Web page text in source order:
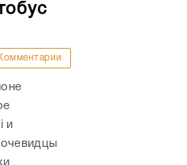
и